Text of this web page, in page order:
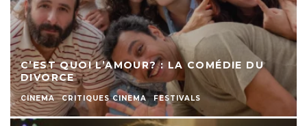
C’EST QUOI L’AMOUR? : LA COMÉDIE DU
DIVORCE
CINEMA CRITIQUES CINEMA FESTIVALS